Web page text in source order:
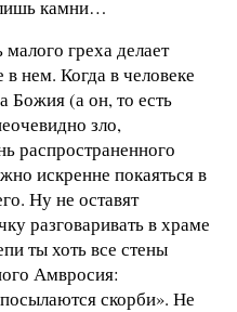
камни…
греха делает
нем. Когда в человеке
Божия (а он, то есть
зло,
распространенного
искренне покаяться в
Ну не оставят
разговаривать в храме
ты хоть все стены
Амвросия:
скорби». Не